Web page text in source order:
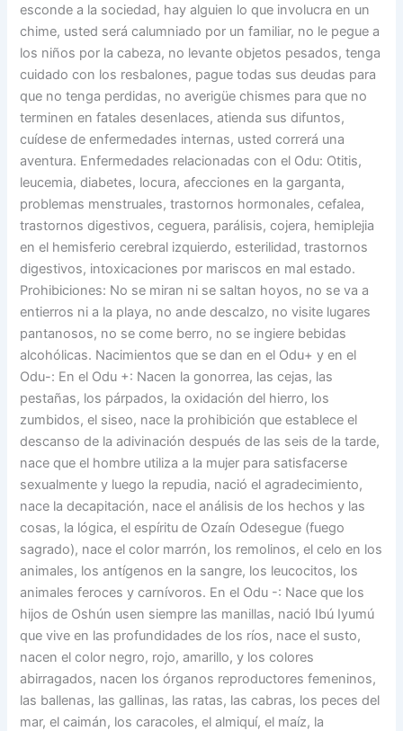
esconde a la sociedad, hay alguien lo que involucra en un
chime, usted será calumniado por un familiar, no le pegue a
los niños por la cabeza, no levante objetos pesados, tenga
cuidado con los resbalones, pague todas sus deudas para
que no tenga perdidas, no averigüe chismes para que no
terminen en fatales desenlaces, atienda sus difuntos,
cuídese de enfermedades internas, usted correrá una
aventura. Enfermedades relacionadas con el Odu: Otitis,
leucemia, diabetes, locura, afecciones en la garganta,
problemas menstruales, trastornos hormonales, cefalea,
trastornos digestivos, ceguera, parálisis, cojera, hemiplejia
en el hemisferio cerebral izquierdo, esterilidad, trastornos
digestivos, intoxicaciones por mariscos en mal estado.
Prohibiciones: No se miran ni se saltan hoyos, no se va a
entierros ni a la playa, no ande descalzo, no visite lugares
pantanosos, no se come berro, no se ingiere bebidas
alcohólicas. Nacimientos que se dan en el Odu+ y en el
Odu-: En el Odu +: Nacen la gonorrea, las cejas, las
pestañas, los párpados, la oxidación del hierro, los
zumbidos, el siseo, nace la prohibición que establece el
descanso de la adivinación después de las seis de la tarde,
nace que el hombre utiliza a la mujer para satisfacerse
sexualmente y luego la repudia, nació el agradecimiento,
nace la decapitación, nace el análisis de los hechos y las
cosas, la lógica, el espíritu de Ozaín Odesegue (fuego
sagrado), nace el color marrón, los remolinos, el celo en los
animales, los antígenos en la sangre, los leucocitos, los
animales feroces y carnívoros. En el Odu -: Nace que los
hijos de Oshún usen siempre las manillas, nació Ibú Iyumú
que vive en las profundidades de los ríos, nace el susto,
nacen el color negro, rojo, amarillo, y los colores
abirragados, nacen los órganos reproductores femeninos,
las ballenas, las gallinas, las ratas, las cabras, los peces del
mar, el caimán, los caracoles, el almiquí, el maíz, la